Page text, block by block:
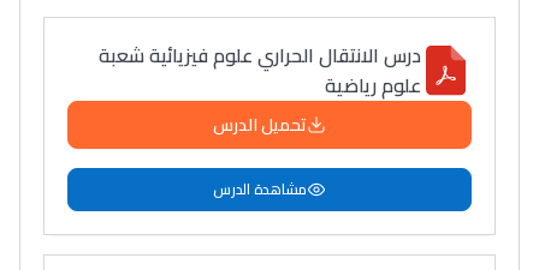
درس الانتقال الحراري علوم فيزيائية شعبة
علوم رياضية
تحميل الدرس
مشاهدة الدرس